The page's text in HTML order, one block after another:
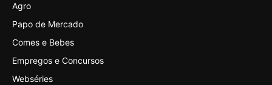
Agro
Papo de Mercado
Comes e Bebes
Empregos e Concursos
Webséries